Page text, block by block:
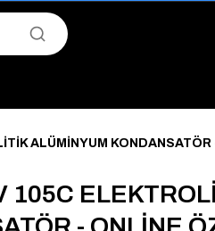
ALÜMİNYUM KONDANSATÖR
105C